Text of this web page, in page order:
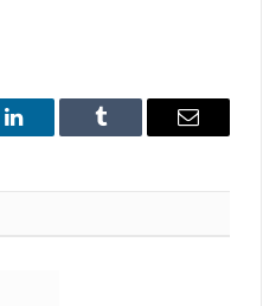
LinkedIn Tumblr Email